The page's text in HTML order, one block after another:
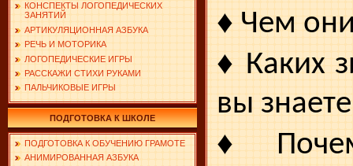
КОНСПЕКТЫ ЛОГОПЕДИЧЕСКИХ
ЗАНЯТИЙ
АРТИКУЛЯЦИОННАЯ АЗБУКА
РЕЧЬ И МОТОРИКА
ЛОГОПЕДИЧЕСКИЕ ИГРЫ
РАССКАЖИ СТИХИ РУКАМИ
ПАЛЬЧИКОВЫЕ ИГРЫ
ПОДГОТОВКА К ШКОЛЕ
ПОДГОТОВКА К ОБУЧЕНИЮ ГРАМОТЕ
АНИМИРОВАННАЯ АЗБУКА
♦ Чем
♦ Каких
вы
♦